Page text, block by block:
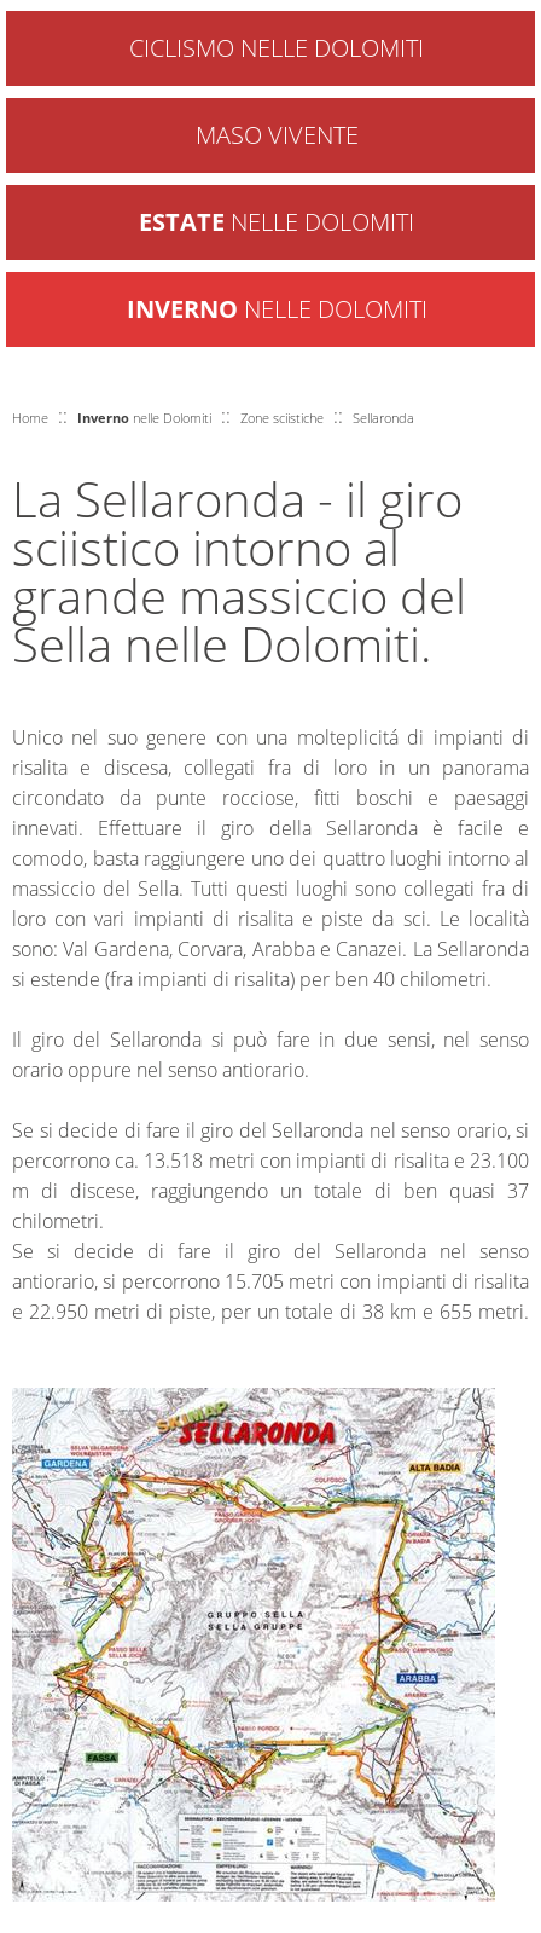
CICLISMO NELLE DOLOMITI
MASO VIVENTE
ESTATE NELLE DOLOMITI
INVERNO NELLE DOLOMITI
Home :: Inverno nelle Dolomiti :: Zone sciistiche :: Sellaronda
La Sellaronda - il giro
sciistico intorno al
grande massiccio del
Sella nelle Dolomiti.
Unico nel suo genere con una molteplicitá di impianti di
risalita e discesa, collegati fra di loro in un panorama
circondato da punte rocciose, fitti boschi e paesaggi
innevati. Effettuare il giro della Sellaronda è facile e
comodo, basta raggiungere uno dei quattro luoghi intorno al
massiccio del Sella. Tutti questi luoghi sono collegati fra di
loro con vari impianti di risalita e piste da sci. Le località
sono: Val Gardena, Corvara, Arabba e Canazei. La Sellaronda
si estende (fra impianti di risalita) per ben 40 chilometri.
Il giro del Sellaronda si può fare in due sensi, nel senso
orario oppure nel senso antiorario.
Se si decide di fare il giro del Sellaronda nel senso orario, si
percorrono ca. 13.518 metri con impianti di risalita e 23.100
m di discese, raggiungendo un totale di ben quasi 37
chilometri.
Se si decide di fare il giro del Sellaronda nel senso
antiorario, si percorrono 15.705 metri con impianti di risalita
e 22.950 metri di piste, per un totale di 38 km e 655 metri.